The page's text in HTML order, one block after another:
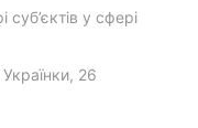
суб’єктів у сфері
26